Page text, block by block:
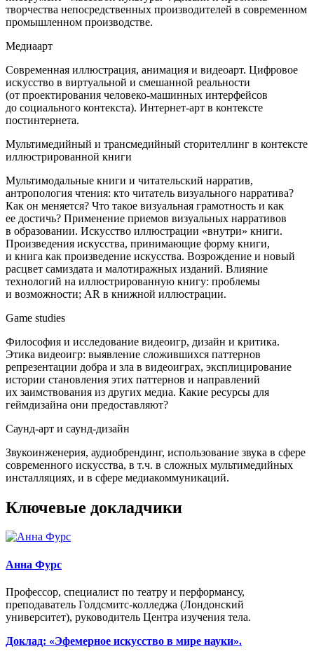
творчества непосредственных производителей в современном
промышленном производстве.
Медиаарт
Современная иллюстрация, анимация и видеоарт. Цифровое
искусство в виртуальной и смешанной реальности
(от проектирования человеко-машинных интерфейсов
до социального контекста). Интернет-арт в контексте
постинтернета.
Мультимедийный и трансмедийный сторителлинг в контексте
иллюстрированной книги
Мультимодальные книги и читательский нарратив,
антропология чтения: кто читатель визуального нарратива?
Как он меняется? Что такое визуальная грамотность и как
ее достичь? Применение приемов визуальных нарративов
в образовании. Искусство иллюстрации «внутри» книги.
Произведения искусства, принимающие форму книги,
и книга как произведение искусства. Возрождение и новый
расцвет самиздата и малотиражных изданий. Влияние
технологий на иллюстрированную книгу: проблемы
и возможности; AR в книжной иллюстрации.
Game studies
Философия и исследование видеоигр, дизайн и критика.
Этика видеоигр: выявление сложившихся паттернов
репрезентации добра и зла в видеоиграх, эксплицирование
истории становления этих паттернов и направлений
их заимствования из других медиа. Какие ресурсы для
геймдизайна они предоставляют?
Саунд-арт и саунд-дизайн
Звукоинженерия, аудиобрендинг, использование звука в сфере
современного искусства, в т.ч. в сложных мультимедийных
инсталляциях, и в сфере медиакоммуникаций.
Ключевые докладчики
Анна Фурс
Профессор, специалист по театру и перформансу,
преподаватель Голдсмитс-колледжа (Лондонский
университет), руководитель Центра изучения тела.
Доклад: «Эфемерное искусство в мире науки».